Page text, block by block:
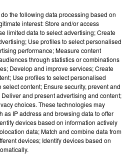
do the following data processing based on
interest: Store and/or access
limited data to select advertising; Create
Use profiles to select personalised
performance; Measure content
through statistics or combinations
Develop and improve services; Create
Use profiles to select personalised
content; Ensure security, prevent and
and present advertising and content;
choices. These technologies may
as IP address and browsing data to offer
devices based on information actively
data; Match and combine data from
devices; Identify devices based on